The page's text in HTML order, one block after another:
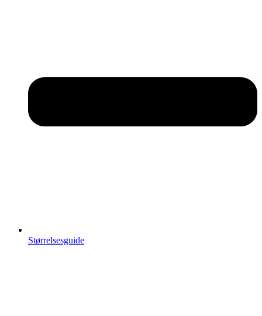
Størrelsesguide